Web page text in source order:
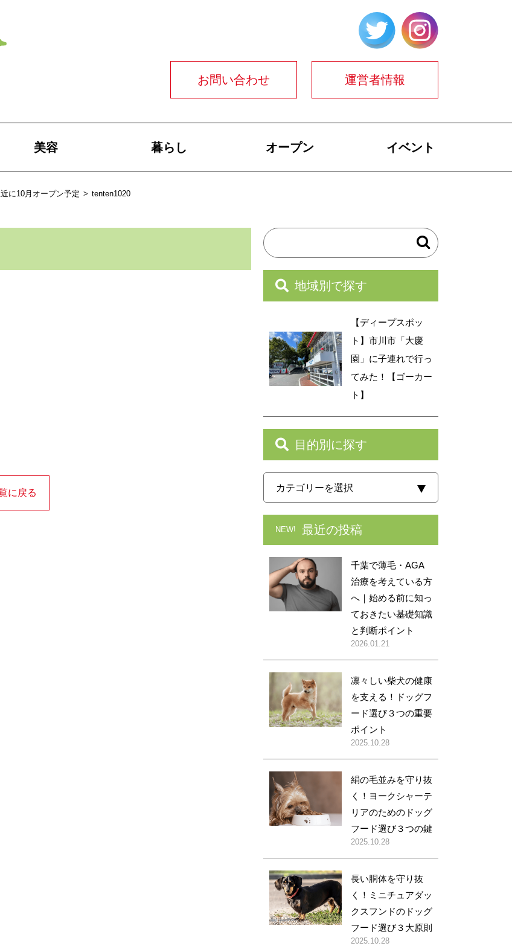
お問い合わせ 運営者情報
美容 暮らし オープン イベント
に10月オープン予定 > tenten1020
に戻る
地域別で探す
【ディープスポッ
ト】市川市「大慶
園」に子連れで行っ
てみた！【ゴーカー
ト】
目的別に探す
NEW! 最近の投稿
千葉で薄毛・AGA
治療を考えている方
へ｜始める前に知っ
ておきたい基礎知識
と判断ポイント
2026.01.21
凛々しい柴犬の健康
を支える！ドッグフ
ード選び３つの重要
ポイント
2025.10.28
絹の毛並みを守り抜
く！ヨークシャーテ
リアのためのドッグ
フード選び３つの鍵
2025.10.28
長い胴体を守り抜
く！ミニチュアダッ
クスフンドのドッグ
フード選び３大原則
2025.10.28